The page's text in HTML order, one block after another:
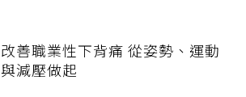
改善職業性下背痛 從姿勢、運動
與減壓做起